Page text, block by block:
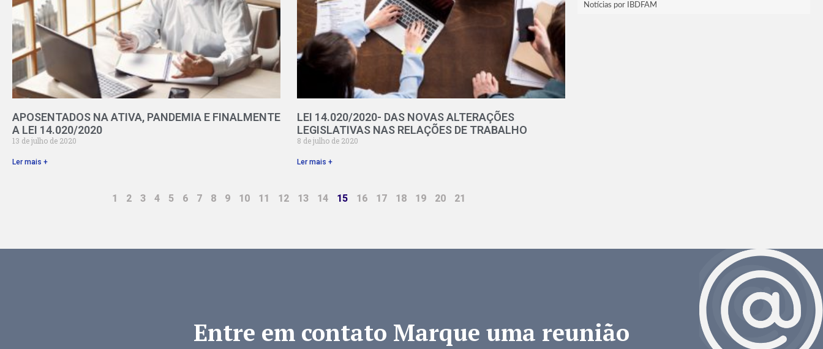
APOSENTADOS NA ATIVA, PANDEMIA E FINALMENTE
A LEI 14.020/2020
13 de julho de 2020
Ler mais +
LEI 14.020/2020- DAS NOVAS ALTERAÇÕES
LEGISLATIVAS NAS RELAÇÕES DE TRABALHO
8 de julho de 2020
Ler mais +
1 2 3 4 5 6 7 8 9 10 11 12 13 14 15 16 17 18 19 20 21
Notícias por IBDFAM
Entre em contato Marque uma reunião